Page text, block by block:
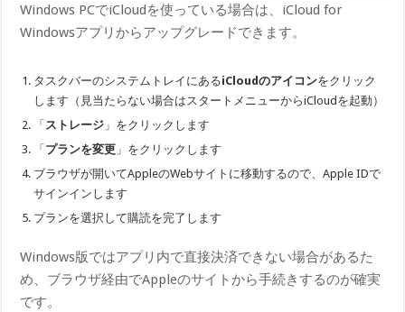
Windows PCでiCloudを使っている場合は、iCloud for
Windowsアプリからアップグレードできます。
タスクバーのシステムトレイにあるiCloudのアイコンをクリック
します（見当たらない場合はスタートメニューからiCloudを起動）
「 ストレージ 」をクリックします
「プランを変更 」をクリックします
ブラウザが開いてAppleのWebサイトに移動するので、Apple IDで
サインインします
プランを選択して購読を完了します
Windows版ではアプリ内で直接決済できない場合があるた
め、ブラウザ経由でAppleのサイトから手続きするのが確実
です。